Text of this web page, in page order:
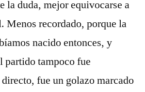
la duda, mejor equivocarse a
Menos recordado, porque la
nacido entonces, y
partido tampoco fue
fue un golazo marcado